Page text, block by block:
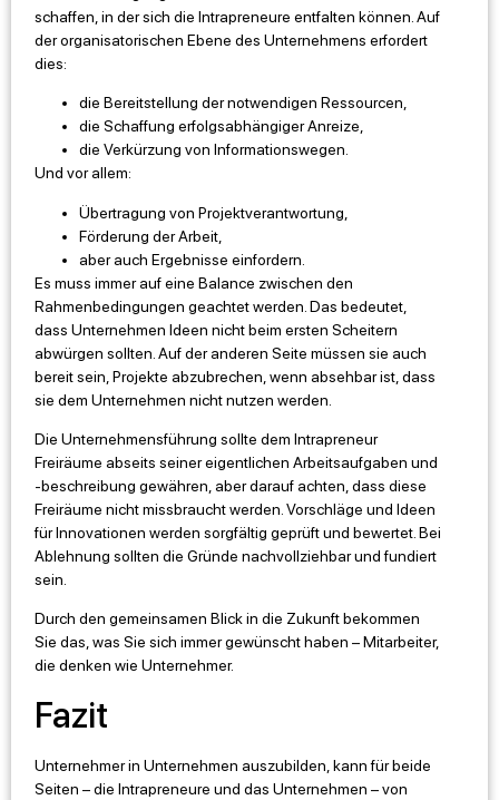
schaffen, in der sich die Intrapreneure entfalten können. Auf
der organisatorischen Ebene des Unternehmens erfordert
dies:
die Bereitstellung der notwendigen Ressourcen,
die Schaffung erfolgsabhängiger Anreize,
die Verkürzung von Informationswegen.
Und vor allem:
Übertragung von Projektverantwortung,
Förderung der Arbeit,
aber auch Ergebnisse einfordern.
Es muss immer auf eine Balance zwischen den
Rahmenbedingungen geachtet werden. Das bedeutet,
dass Unternehmen Ideen nicht beim ersten Scheitern
abwürgen sollten. Auf der anderen Seite müssen sie auch
bereit sein, Projekte abzubrechen, wenn absehbar ist, dass
sie dem Unternehmen nicht nutzen werden.
Die Unternehmensführung sollte dem Intrapreneur
Freiräume abseits seiner eigentlichen Arbeitsaufgaben und
-beschreibung gewähren, aber darauf achten, dass diese
Freiräume nicht missbraucht werden. Vorschläge und Ideen
für Innovationen werden sorgfältig geprüft und bewertet. Bei
Ablehnung sollten die Gründe nachvollziehbar und fundiert
sein.
Durch den gemeinsamen Blick in die Zukunft bekommen
Sie das, was Sie sich immer gewünscht haben – Mitarbeiter,
die denken wie Unternehmer.
Fazit
Unternehmer in Unternehmen auszubilden, kann für beide
Seiten – die Intrapreneure und das Unternehmen – von